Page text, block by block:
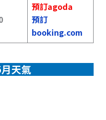
預訂agoda
預訂
booking.com
天氣